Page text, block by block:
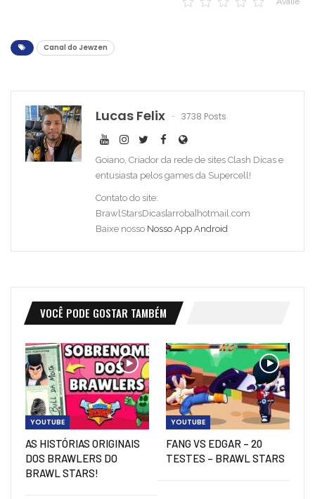
Canal do Jewzen
Lucas Felix 3738 Posts
Goiano, Criador da rede de sites Clash Dicas e
entusiasta pelos games da Supercell!
Contato do site:
BrawlStarsDicas[arroba]hotmail.com
Baixe nosso Nosso App Android
VOCÊ PODE GOSTAR TAMBÉM
YOUTUBE
AS HISTÓRIAS ORIGINAIS
DOS BRAWLERS DO
BRAWL STARS!
YOUTUBE
FANG VS EDGAR – 20
TESTES – BRAWL STARS